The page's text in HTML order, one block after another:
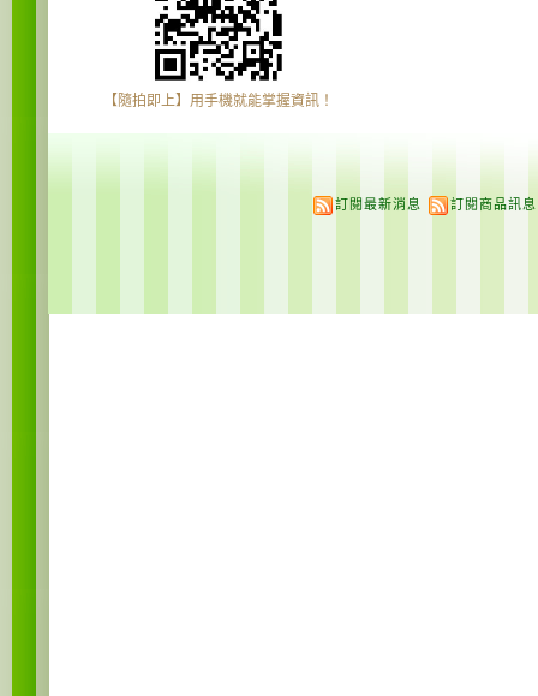
【隨拍即上】用手機就能掌握資訊！
訂閱最新消息 訂閱商品訊息